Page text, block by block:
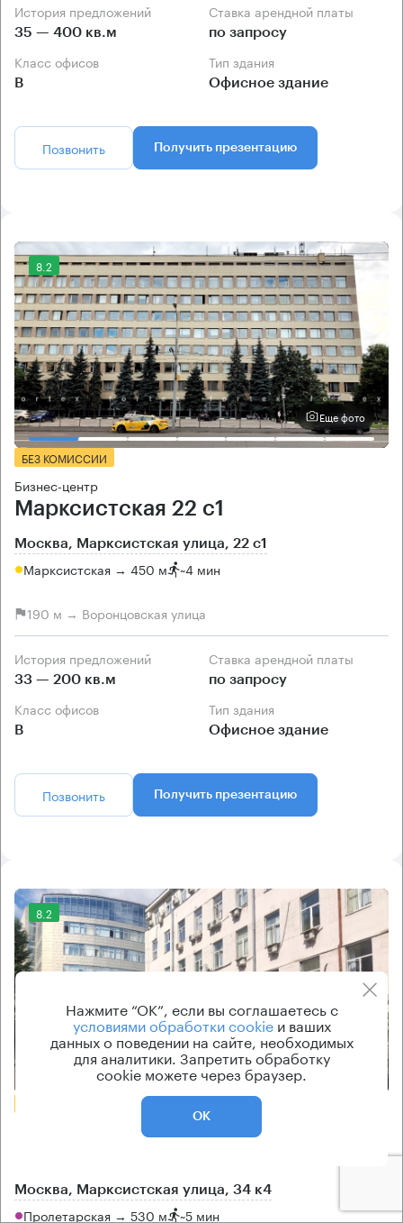
История предложений
35 — 400 кв.м
Ставка арендной платы
по запросу
Класс офисов
B
Тип здания
Офисное здание
Позвонить Получить презентацию
8.2
Еще фото
БЕЗ КОМИССИИ
Бизнес-центр
Марксистская 22 с1
Москва, Марксистская улица, 22 с1
Марксистская → 450 м ~4 мин
190 м → Воронцовская улица
История предложений
33 — 200 кв.м
Ставка арендной платы
по запросу
Класс офисов
B
Тип здания
Офисное здание
Позвонить Получить презентацию
8.2
Еще фото
Москва, Марксистская улица, 34 к4
Пролетарская → 530 м ~5 мин
Нажмите “ОК”, если вы соглашаетесь с
условиями обработки cookieи ваших
данных о поведении на сайте, необходимых
для аналитики. Запретить обработку
cookie можете через браузер.
ОК